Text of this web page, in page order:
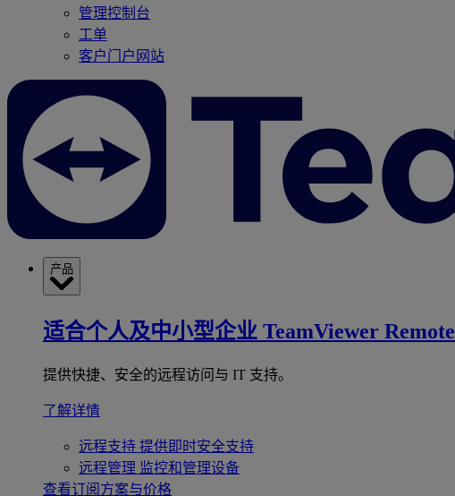
管理控制台
工单
客户门户网站
产品
适合个人及中小型企业 TeamViewer Remote
提供快捷、安全的远程访问与 IT 支持。
了解详情
远程支持 提供即时安全支持
远程管理 监控和管理设备
查看订阅方案与价格